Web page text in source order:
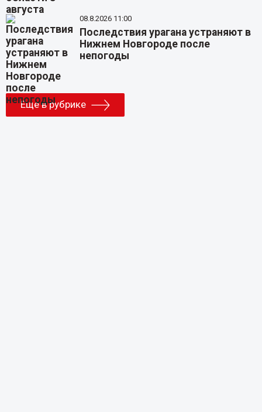
08.8.2026 11:00
Последствия урагана устраняют в
Нижнем Новгороде после
непогоды
Еще в рубрике